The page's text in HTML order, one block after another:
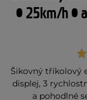
• 25km/h •
Šikovný tříkolový
displej, 3
a pohodlné